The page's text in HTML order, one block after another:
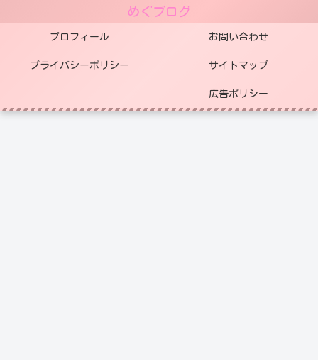
めぐブログ
プロフィール お問い合わせ
プライバシーポリシー サイトマップ
広告ポリシー